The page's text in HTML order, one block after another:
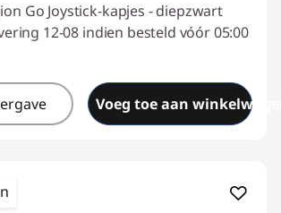
Go Joystick-kapjes - diepzwart
12-08 indien besteld vóór 05:00
Voeg toe aan